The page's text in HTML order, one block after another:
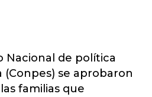
Nacional de política
(Conpes) se aprobaron
familias que